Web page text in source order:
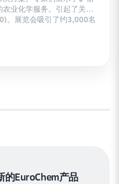
业化学服务。引起了关注
。展览会吸引了约3,000名
知识发展战略的一部分。
的EuroChem产品